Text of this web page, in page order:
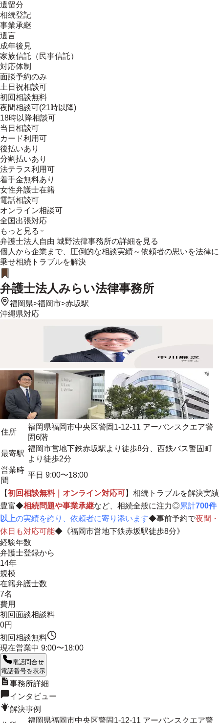
遺留分
相続登記
事業承継
遺言
成年後見
家族信託（民事信託）
対応体制
面談予約のみ
土日祝相談可
初回相談無料
夜間相談可(21時以降)
18時以降相談可
当日相談可
カード利用可
後払いあり
分割払いあり
法テラス利用可
着手金無料あり
女性弁護士在籍
電話相談可
オンライン相談可
全国出張対応
もっと見る
弁護士法人自由 城野法律事務所の詳細を見る
個人から企業まで、圧倒的な相談実績～依頼者の思いを法律に
乗せ相続トラブルを解決
弁護士法人みらい法律事務所
福岡県>福岡市>赤坂駅
沖縄県対応
住所
福岡県福岡市中央区警固1-12-11 アーバンスクエア警
固6階
最寄駅
福岡市営地下鉄赤坂駅より徒歩8分、西鉄バス警固町
より徒歩2分
営業時
間
平日 9:00〜18:00
【初回相談無料｜オンライン対応可】相続トラブルを解決実績
豊富◆相続問題や事業承継など、相続全般に注力◎累計700件
以上の実績を誇り、依頼者に寄り添います◆事前予約で夜間・
休日も対応可能◆《福岡市営地下鉄赤坂駅徒歩8分》
経験年数
弁護士登録から
14年
規模
在籍弁護士数
7名
費用
初回面談相談料
0円
初回相談無料
現在営業中 9:00〜18:00
電話問合せ
電話番号を表示
事務所詳細
インタビュー
解決事例
福岡県福岡市中央区警固1-12-11 アーバンスクエア警